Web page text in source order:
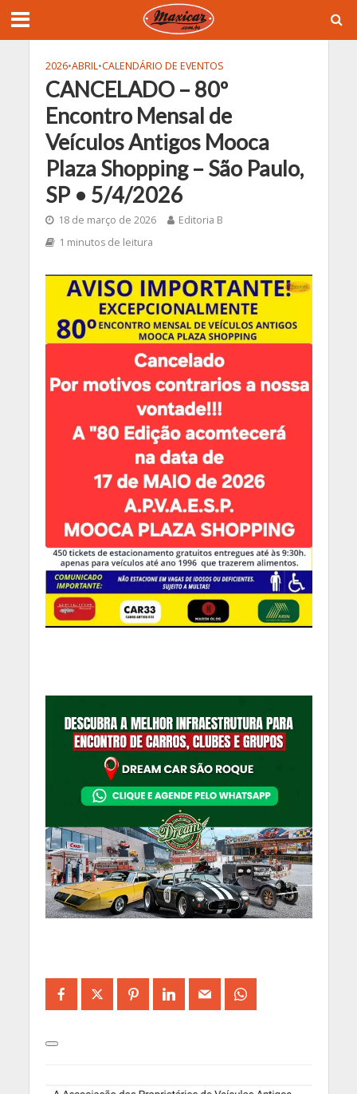
2026•ABRIL•CALENDÁRIO DE EVENTOS
CANCELADO – 80º
Encontro Mensal de
Veículos Antigos Mooca
Plaza Shopping – São Paulo,
SP • 5/4/2026
18 de março de 2026
Editoria B
1 minutos de leitura